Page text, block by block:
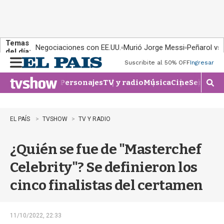
Temas
del día: Negociaciones con EE.UU. Murió Jorge Messi Peñarol
n
u
Suscribite al 50% OFFIngresar
PersonajesTV y radioMúsicaCineSeries
M
o
EL PAÍS TVSHOW TV Y RADIO
¿Quién se fue de "Masterchef
Celebrity"? Se definieron los
cinco finalistas del certamen
11/10/2022, 22:33